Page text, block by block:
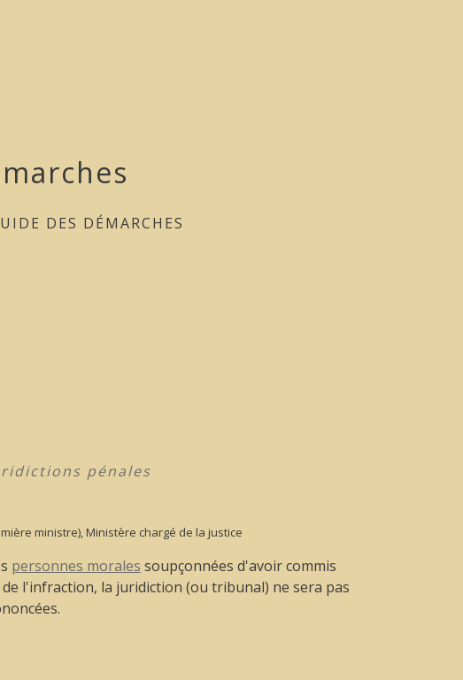
DES DÉMARCHES
pénales
ministre), Ministère chargé de la justice
personnes morales soupçonnées d'avoir commis
de l'infraction, la juridiction (ou tribunal) ne sera pas